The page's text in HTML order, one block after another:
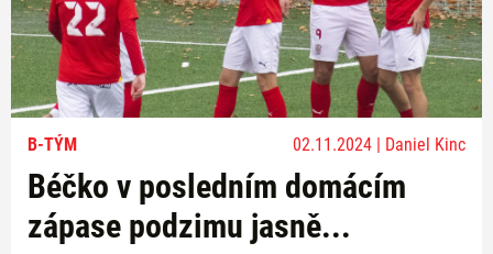
B-TÝM 02.11.2024 | Daniel Kinc
Béčko v posledním domácím
zápase podzimu jasně...